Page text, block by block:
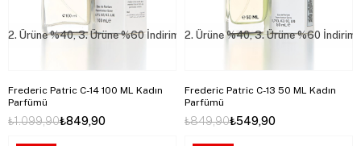
Frederic Patric C-14 100 ML Kadın
Parfümü
₺849,90
₺1.099,90
2. Ürüne %40, 3. Ürüne %60 İndirim
Frederic Patric C-13 50 ML Kadın
Parfümü
₺549,90
₺849,90
2. Ürüne %40, 3. Ürüne %60 İndirim